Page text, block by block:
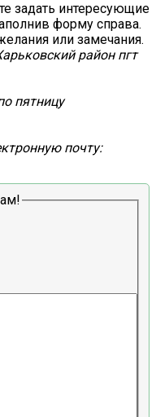
задать интересующие
форму справа.
или замечания.
район пгт
пятницу
почту: